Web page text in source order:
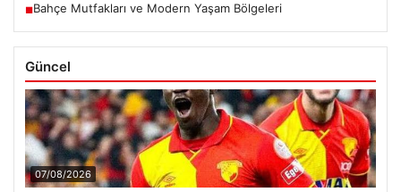
■Bahçe Mutfakları ve Modern Yaşam Bölgeleri
Güncel
07/08/2026